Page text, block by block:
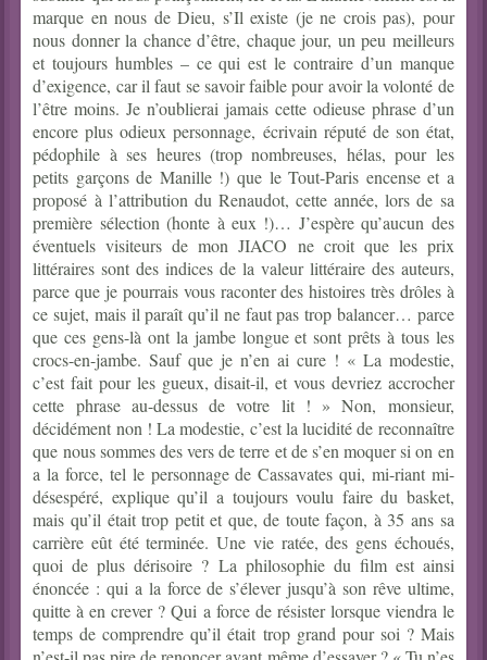
marque en nous de Dieu, s’Il existe (je ne crois pas), pour
nous donner la chance d’être, chaque jour, un peu meilleurs
et toujours humbles – ce qui est le contraire d’un manque
d’exigence, car il faut se savoir faible pour avoir la volonté de
l’être moins. Je n’oublierai jamais cette odieuse phrase d’un
encore plus odieux personnage, écrivain réputé de son état,
pédophile à ses heures (trop nombreuses, hélas, pour les
petits garçons de Manille !) que le Tout-Paris encense et a
proposé à l’attribution du Renaudot, cette année, lors de sa
première sélection (honte à eux !)… J’espère qu’aucun des
éventuels visiteurs de mon JIACO ne croit que les prix
littéraires sont des indices de la valeur littéraire des auteurs,
parce que je pourrais vous raconter des histoires très drôles à
ce sujet, mais il paraît qu’il ne faut pas trop balancer… parce
que ces gens-là ont la jambe longue et sont prêts à tous les
crocs-en-jambe. Sauf que je n’en ai cure ! « La modestie,
c’est fait pour les gueux, disait-il, et vous devriez accrocher
cette phrase au-dessus de votre lit ! » Non, monsieur,
décidément non ! La modestie, c’est la lucidité de reconnaître
que nous sommes des vers de terre et de s’en moquer si on en
a la force, tel le personnage de Cassavates qui, mi-riant mi-
désespéré, explique qu’il a toujours voulu faire du basket,
mais qu’il était trop petit et que, de toute façon, à 35 ans sa
carrière eût été terminée. Une vie ratée, des gens échoués,
quoi de plus dérisoire ? La philosophie du film est ainsi
énoncée : qui a la force de s’élever jusqu’à son rêve ultime,
quitte à en crever ? Qui a force de résister lorsque viendra le
temps de comprendre qu’il était trop grand pour soi ? Mais